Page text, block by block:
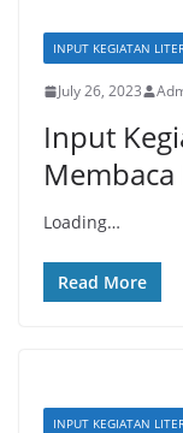
INPUT KEGIATAN
July 26, 2023
Input
Loading…
Read More
INPUT KEGIATAN